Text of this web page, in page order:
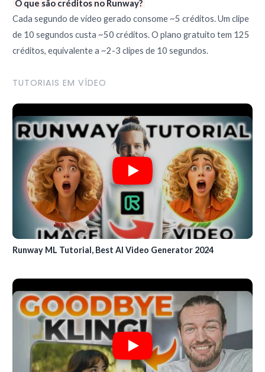
O que são créditos no Runway?
Cada segundo de vídeo gerado consome ~5 créditos. Um clipe
de 10 segundos custa ~50 créditos. O plano gratuito tem 125
créditos, equivalente a ~2-3 clipes de 10 segundos.
TUTORIAIS EM VÍDEO
Runway ML Tutorial, Best AI Video Generator 2024